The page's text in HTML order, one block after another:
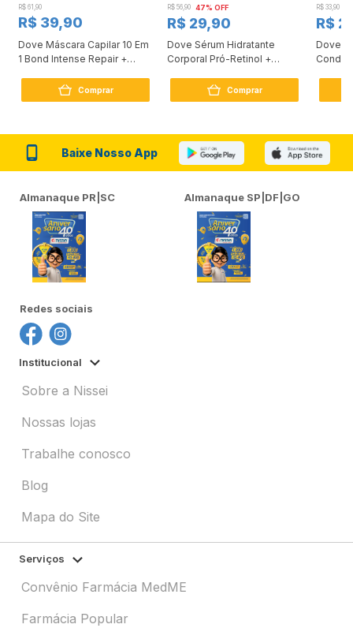
R$ 61,90
R$ 39,90
Dove Máscara Capilar 10 Em
1 Bond Intense Repair +
Comprar
R$ 56,90 47% OFF
R$ 29,90
Dove Sérum Hidratante
Corporal Pró-Retinol +
Comprar
R$ 33,90
R$
Dove
Baixe Nosso App
Almanaque PR|SC Almanaque SP|DF|GO
Redes sociais
Institucional
Sobre a Nissei
Nossas lojas
Trabalhe conosco
Blog
Mapa do Site
Serviços
Convênio Farmácia MedME
Farmácia Popular